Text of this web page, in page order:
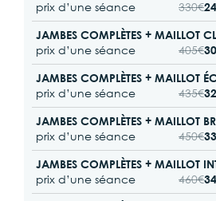
prix d’une séance 330€
JAMBES COMPLÈTES + MAILLOT
prix d’une séance 405€
JAMBES COMPLÈTES + MAILLOT
prix d’une séance 435€
JAMBES COMPLÈTES + MAILLOT
prix d’une séance 450€
JAMBES COMPLÈTES + MAILLOT
prix d’une séance 460€